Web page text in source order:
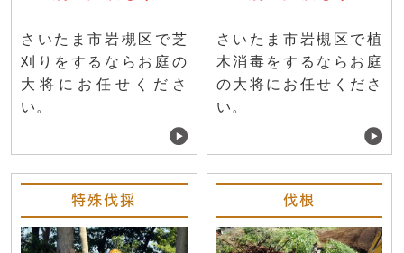
さいたま市岩槻区で芝
刈りをするならお庭の
大将にお任せくださ
い。
さいたま市岩槻区で植
木消毒をするならお庭
の大将にお任せくださ
い。
特殊伐採 伐根